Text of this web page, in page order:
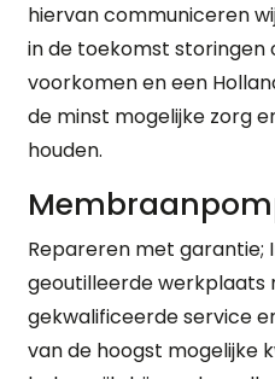
hiervan communiceren
in de toekomst
voorkomen en een
de minst mogelijke zorg
houden.
Repareren met garantie;
geoutilleerde werkplaats
gekwalificeerde service
van de hoogst mogelijke